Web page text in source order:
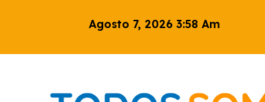
Agosto 7, 2026 3:58 Am